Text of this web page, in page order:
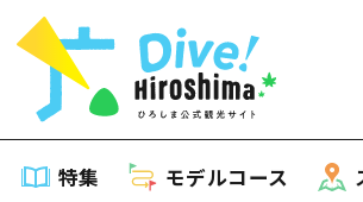
特集 モデルコース